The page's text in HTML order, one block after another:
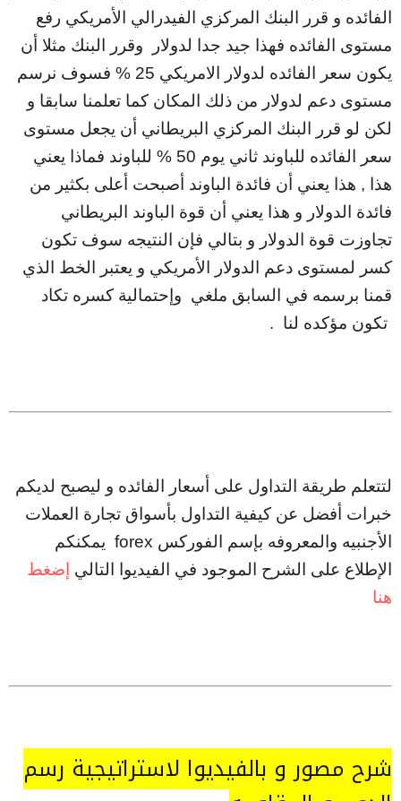
الفائده و قرر البنك المركزي الفيدرالي الأمريكي رفع
مستوى الفائده فهذا جيد جدا لدولار وقرر البنك مثلا أن
يكون سعر الفائده لدولار الامريكي 25 % فسوف نرسم
مستوى دعم لدولار من ذلك المكان كما تعلمنا سابقا و
لكن لو قرر البنك المركزي البريطاني أن يجعل مستوى
سعر الفائده للباوند ثاني يوم 50 % للباوند فماذا يعني
هذا , هذا يعني أن فائدة الباوند أصبحت أعلى بكثير من
فائدة الدولار و هذا يعني أن قوة الباوند البريطاني
تجاوزت قوة الدولار و بتالي فإن النتيجه سوف تكون
كسر لمستوى دعم الدولار الأمريكي و يعتبر الخط الذي
قمنا برسمه في السابق ملغي وإحتمالية كسره تكاد
تكون مؤكده لنا .
لتتعلم طريقة التداول على أسعار الفائده و ليصبح لديكم
خبرات أفضل عن كيفية التداول بأسواق تجارة العملات
الأجنبيه والمعروفه بإسم الفوركس forex يمكنكم
الإطلاع على الشرح الموجود في الفيديوا التالي إضغط
هنا
شرح مصور و بالفيديوا لاستراتيجية رسم